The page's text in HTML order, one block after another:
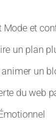
Mode et
un plan
animer un
du web